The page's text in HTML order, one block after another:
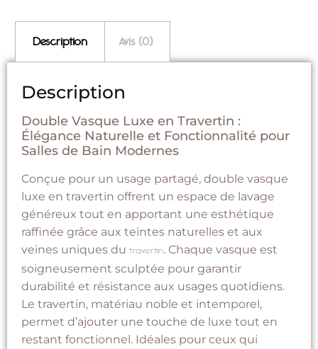
Description Avis (0)
Description
Double Vasque Luxe en Travertin :
Élégance Naturelle et Fonctionnalité pour
Salles de Bain Modernes
Conçue pour un usage partagé, double vasque
luxe en travertin offrent un espace de lavage
généreux tout en apportant une esthétique
raffinée grâce aux teintes naturelles et aux
veines uniques du travertin. Chaque vasque est
soigneusement sculptée pour garantir
durabilité et résistance aux usages quotidiens.
Le travertin, matériau noble et intemporel,
permet d’ajouter une touche de luxe tout en
restant fonctionnel. Idéales pour ceux qui